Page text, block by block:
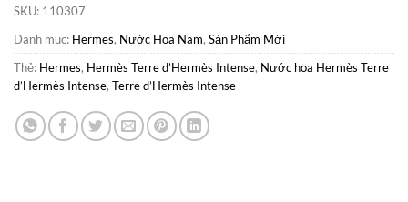
SKU: 110307
Danh mục: Hermes, Nước Hoa Nam, Sản Phẩm Mới
Thẻ: Hermes, Hermès Terre d’Hermès Intense, Nước hoa Hermès Terre
d’Hermès Intense, Terre d’Hermès Intense